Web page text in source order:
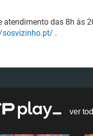
atendimento das 8h às
.
ver